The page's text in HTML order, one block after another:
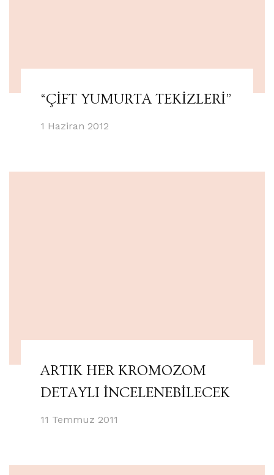
“ÇİFT YUMURTA TEKİZLERİ”
1 Haziran 2012
ARTIK HER KROMOZOM
DETAYLI İNCELENEBİLECEK
11 Temmuz 2011